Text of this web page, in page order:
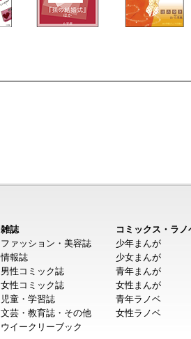
雑誌
ファッション・美容誌
情報誌
男性コミック誌
女性コミック誌
児童・学習誌
文芸・教育誌・その他
ウイークリーブック
コミックス・ラノ
少年まんが
少女まんが
青年まんが
女性まんが
青年ラノベ
女性ラノベ